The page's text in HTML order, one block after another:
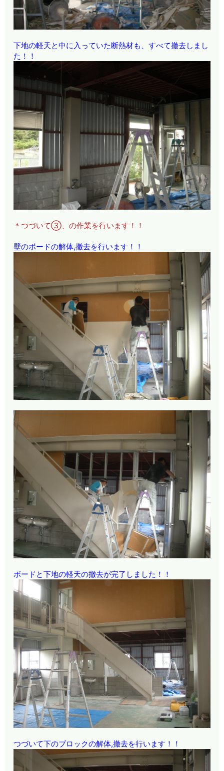
下地の軽天と中に入っていた断熱材も、すべて撤去しまし
た！！
＊つづいて③、の作業を行います！！
壁のボードの解体,撤去を行います！！
ボードと下地の軽天の撤去が完了しました！！
つづいて下のブロックの解体,撤去を行います！！